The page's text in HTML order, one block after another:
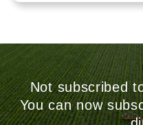
Not subscribed
You can now